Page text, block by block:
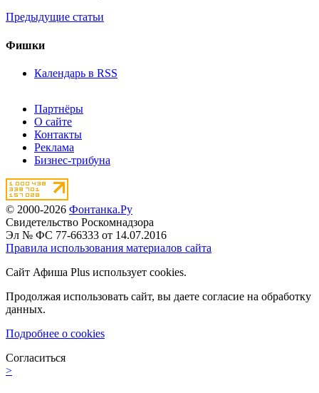
Предыдущие статьи
Фишки
Календарь в RSS
Партнёры
О сайте
Контакты
Реклама
Бизнес-трибуна
© 2000-2026 Фонтанка.Ру
Свидетельство Роскомнадзора
Эл № ФС 77-66333 от 14.07.2016
Правила использования материалов сайта
Сайт Афиша Plus использует cookies.
Продолжая использовать сайт, вы даете согласие на обработку
данных.
Подробнее о cookies
Согласиться
>